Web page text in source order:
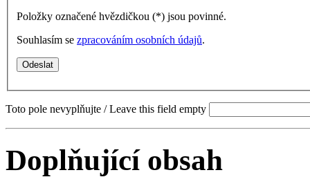
Položky označené hvězdičkou (*) jsou povinné.
Souhlasím se zpracováním osobních údajů.
Toto pole nevyplňujte / Leave this field empty
Doplňující obsah